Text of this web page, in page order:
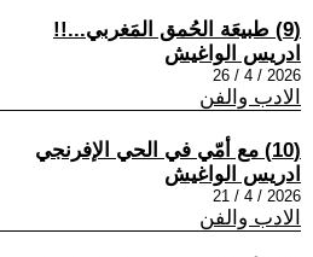
(9) طبيعَة الحُمق المَغربي...!!
ادريس الواغيش
2026 / 4 / 26
الادب والفن
(10) مع أمّي في الحي الإفرنجي
ادريس الواغيش
2026 / 4 / 21
الادب والفن